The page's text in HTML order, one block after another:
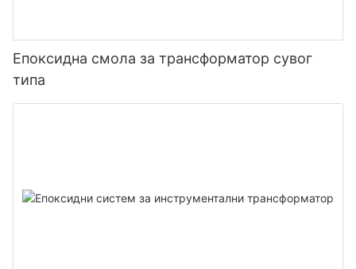
Епоксидна смола за трансформатор сувог
типа